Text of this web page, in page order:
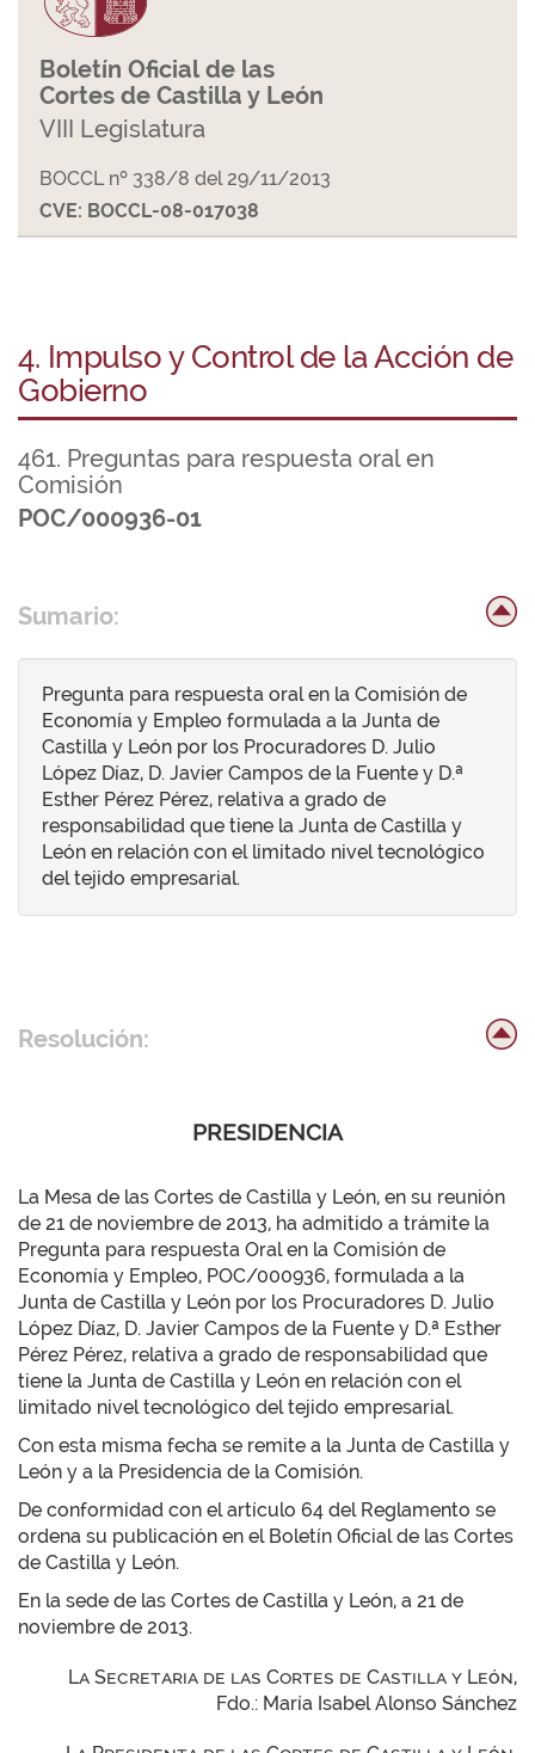
Boletín Oficial de las
Cortes de Castilla y León
VIII Legislatura
BOCCL nº 338/8 del 29/11/2013
CVE: BOCCL-08-017038
4. Impulso y Control de la Acción de
Gobierno
461. Preguntas para respuesta oral en
Comisión
POC/000936-01
Sumario:
Pregunta para respuesta oral en la Comisión de
Economía y Empleo formulada a la Junta de
Castilla y León por los Procuradores D. Julio
López Díaz, D. Javier Campos de la Fuente y D.ª
Esther Pérez Pérez, relativa a grado de
responsabilidad que tiene la Junta de Castilla y
León en relación con el limitado nivel tecnológico
del tejido empresarial.
Resolución:
PRESIDENCIA
La Mesa de las Cortes de Castilla y León, en su reunión
de 21 de noviembre de 2013, ha admitido a trámite la
Pregunta para respuesta Oral en la Comisión de
Economía y Empleo, POC/000936, formulada a la
Junta de Castilla y León por los Procuradores D. Julio
López Díaz, D. Javier Campos de la Fuente y D.ª Esther
Pérez Pérez, relativa a grado de responsabilidad que
tiene la Junta de Castilla y León en relación con el
limitado nivel tecnológico del tejido empresarial.
Con esta misma fecha se remite a la Junta de Castilla y
León y a la Presidencia de la Comisión.
De conformidad con el artículo 64 del Reglamento se
ordena su publicación en el Boletín Oficial de las Cortes
de Castilla y León.
En la sede de las Cortes de Castilla y León, a 21 de
noviembre de 2013.
La Secretaria de las Cortes de Castilla y León,
Fdo.: María Isabel Alonso Sánchez